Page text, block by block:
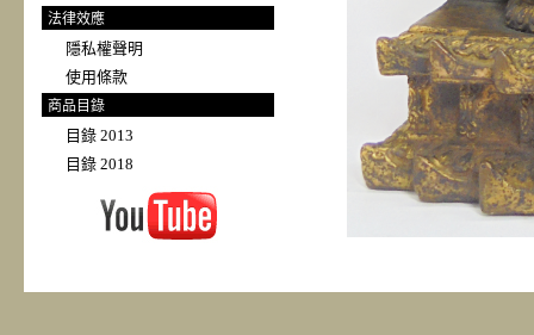
法律效應
隱私權聲明
使用條款
商品目錄
目錄 2013
目錄 2018